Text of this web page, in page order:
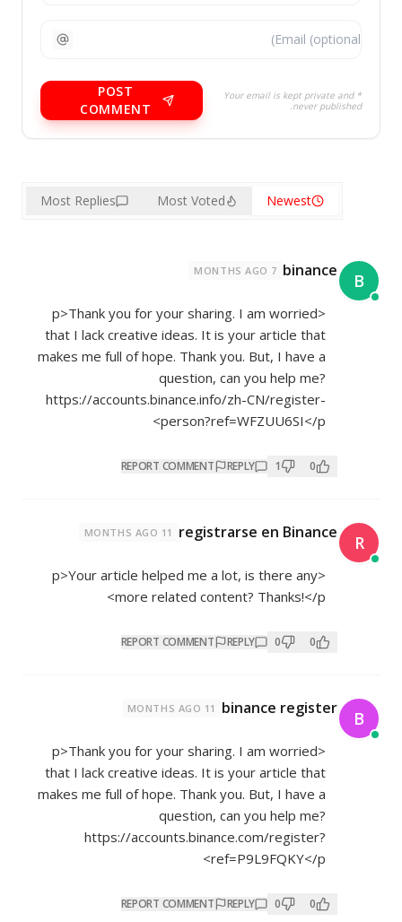
* Your email is kept private and
never published.
POST
COMMENT
Newest
Most Voted
Most Replies
B
binance
7 MONTHS AGO
<p>Thank you for your sharing. I am worried
that I lack creative ideas. It is your article that
makes me full of hope. Thank you. But, I have a
question, can you help me?
https://accounts.binance.info/zh-CN/register-
person?ref=WFZUU6SI</p>
0
1
REPLY
REPORT COMMENT
R
registrarse en Binance
11 MONTHS AGO
<p>Your article helped me a lot, is there any
more related content? Thanks!</p>
0
0
REPLY
REPORT COMMENT
B
binance register
11 MONTHS AGO
<p>Thank you for your sharing. I am worried
that I lack creative ideas. It is your article that
makes me full of hope. Thank you. But, I have a
question, can you help me?
https://accounts.binance.com/register?
ref=P9L9FQKY</p>
0
0
REPLY
REPORT COMMENT